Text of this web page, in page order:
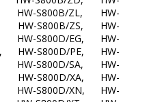
HW-S800B/ZL, HW-
HW-S800B/ZS, HW-
HW-S800D/EG, HW-
HW-S800D/PE, HW-
HW-S800D/SA, HW-
HW-S800D/XA, HW-
HW-S800D/XN, HW-